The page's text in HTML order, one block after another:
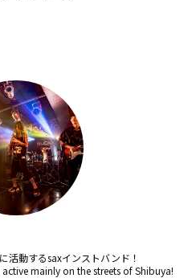
活動するsaxインストバンド！
mainly on the streets of Shibuya!